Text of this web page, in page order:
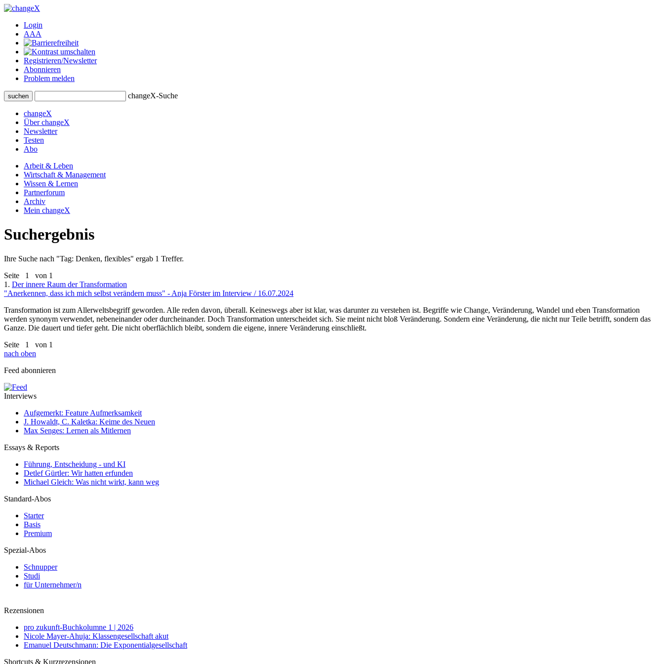
Login
AAA
Registrieren/Newsletter
Abonnieren
Problem melden
suchen changeX-Suche
changeX
Über changeX
Newsletter
Testen
Abo
Arbeit & Leben
Wirtschaft & Management
Wissen & Lernen
Partnerforum
Archiv
Mein changeX
Suchergebnis
Ihre Suche nach "Tag: Denken, flexibles" ergab 1 Treffer.
Seite 1
von 1
1. Der innere Raum der Transformation
"Anerkennen, dass ich mich selbst verändern muss" - Anja Förster im Interview / 16.07.2024
Transformation ist zum Allerweltsbegriff geworden. Alle reden davon, überall. Keineswegs aber ist klar, was darunter zu verstehen ist. Begriffe wie Change, Veränderung, Wandel und eben Transformation
werden synonym verwendet, nebeneinander oder durcheinander. Doch Transformation unterscheidet sich. Sie meint nicht bloß Veränderung. Sondern eine Veränderung, die nicht nur Teile betrifft, sondern das
Ganze. Die dauert und tiefer geht. Die nicht oberflächlich bleibt, sondern die eigene, innere Veränderung einschließt.
Seite 1
von 1
nach oben
Feed abonnieren
Interviews
Aufgemerkt: Feature Aufmerksamkeit
J. Howaldt, C. Kaletka: Keime des Neuen
Max Senges: Lernen als Mitlernen
Essays & Reports
Führung, Entscheidung - und KI
Detlef Gürtler: Wir hatten erfunden
Michael Gleich: Was nicht wirkt, kann weg
Standard-Abos
Starter
Basis
Premium
Spezial-Abos
Schnupper
Studi
für Unternehmer/n
Rezensionen
pro zukunft-Buchkolumne 1 | 2026
Nicole Mayer-Ahuja: Klassengesellschaft akut
Emanuel Deutschmann: Die Exponentialgesellschaft
Shortcuts & Kurzrezensionen